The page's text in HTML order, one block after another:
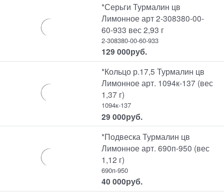
*Серьги Турмалин цв
Лимонное арт 2-308380-00-
60-933 вес 2,93 г
2-308380-00-60-933
129 000руб.
*Кольцо р.17,5 Турмалин цв
Лимонное арт. 1094к-137 (вес
1,37 г)
1094к-137
29 000руб.
*Подвеска Турмалин цв
Лимонное арт. 690п-950 (вес
1,12 г)
690п-950
40 000руб.